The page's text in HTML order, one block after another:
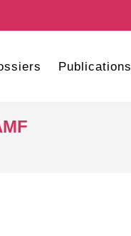
Publications